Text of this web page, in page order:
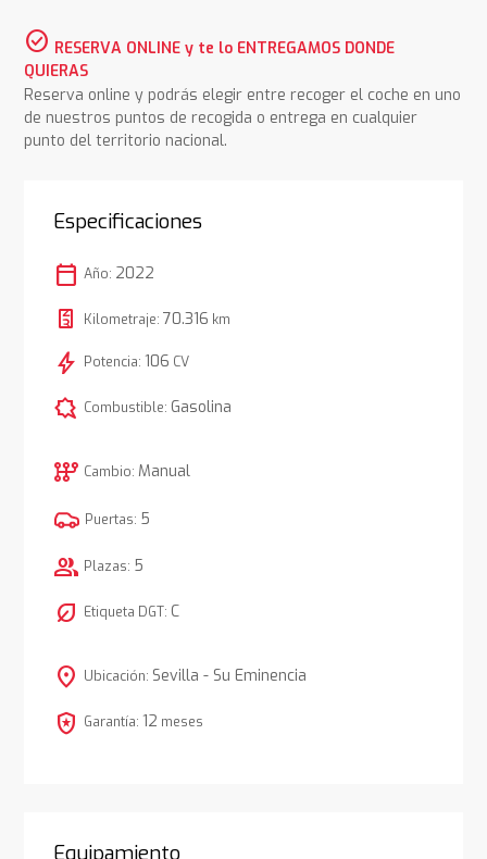
check_circle RESERVA ONLINE y te lo ENTREGAMOS DONDE
QUIERAS
Reserva online y podrás elegir entre recoger el coche en uno
de nuestros puntos de recogida o entrega en cualquier
punto del territorio nacional.
Especificaciones
calendar_today Año: 2022
Kilometraje: 70.316 km
bolt Potencia: 106 CV
comic_bubble Combustible: Gasolina
auto_transmission Cambio: Manual
Puertas: 5
group Plazas: 5
nest_eco_leaf Etiqueta DGT: C
location_on Ubicación: Sevilla - Su Eminencia
local_police Garantía: 12 meses
Equipamiento